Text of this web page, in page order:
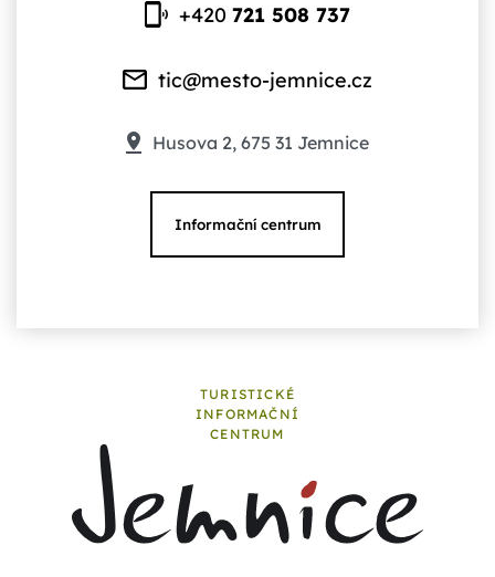
+420721 508 737
tic@mesto-jemnice.cz
Husova 2, 675 31 Jemnice
Informační centrum
TURISTICKÉ
INFORMAČNÍ
CENTRUM